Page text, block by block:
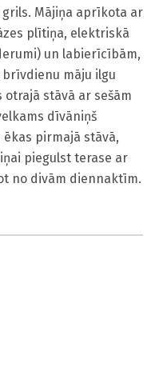
Mājiņa aprīkota ar
plītiņa, elektriskā
un labierīcībām,
māju ilgu
otrajā stāvā ar sešām
dīvāniņš
pirmajā stāvā,
piegulst terase ar
no divām diennaktīm.